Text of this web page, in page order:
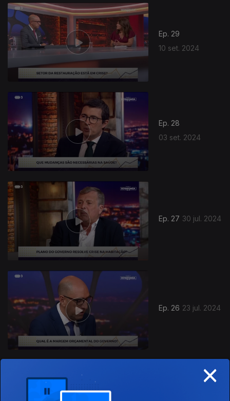
Ep. 29
10 set. 2024
Ep. 28
03 set. 2024
Ep. 27 30 jul. 2024
Ep. 26 23 jul. 2024
×